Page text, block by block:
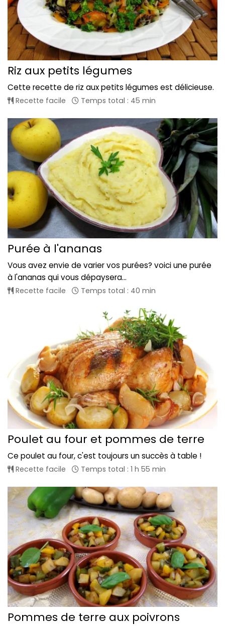
Riz aux petits légumes
Cette recette de riz aux petits légumes est délicieuse.
Recette facile Temps total : 45 min
Purée à l'ananas
Vous avez envie de varier vos purées? voici une purée
à l'ananas qui vous dépaysera...
Recette facile Temps total : 40 min
Poulet au four et pommes de terre
Ce poulet au four, c'est toujours un succès à table !
Recette facile Temps total : 1 h 55 min
Pommes de terre aux poivrons